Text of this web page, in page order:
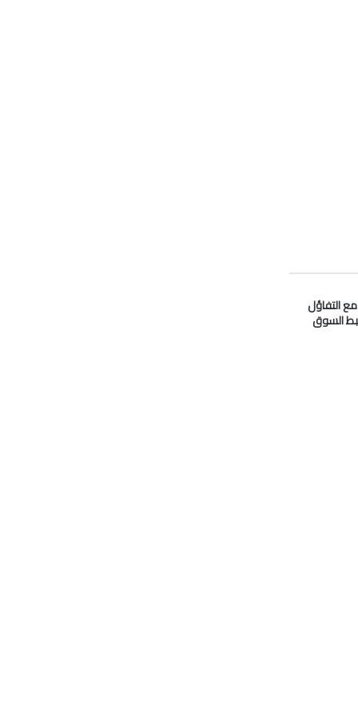
التفاؤل
السوق